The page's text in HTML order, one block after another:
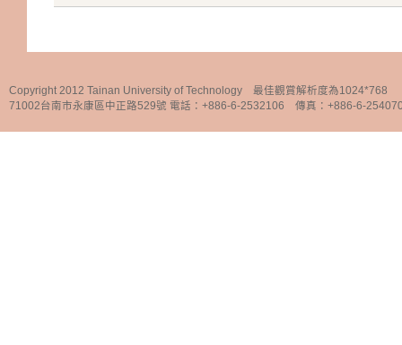
Copyright 2012 Tainan University of Technology 最佳觀賞解析度為1024*768
71002台南市永康區中正路529號 電話：+886-6-2532106 傳真：+886-6-